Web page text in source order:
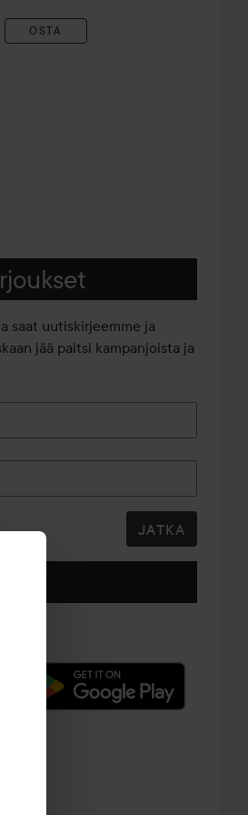
OSTA
saat uutiskirjeemme ja
jää paitsi kampanjoista ja
JATKA